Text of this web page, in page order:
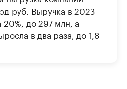
руб. Выручка в 2023
20%, до 297 млн, а
в два раза, до 1,8